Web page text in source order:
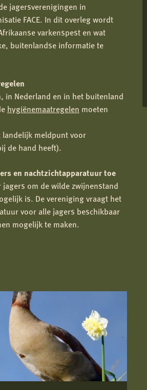
jagersverenigingen in
FACE. In dit overleg wordt
varkenspest en wat
buitenlandse informatie te
in Nederland en in het buitenland
hygiënemaatregelen moeten
landelijk meldpunt voor
de hand heeft).
en nachtzichtapparatuur toe
om de wilde zwijnenstand
is. De vereniging vraagt het
voor alle jagers beschikbaar
mogelijk te maken.